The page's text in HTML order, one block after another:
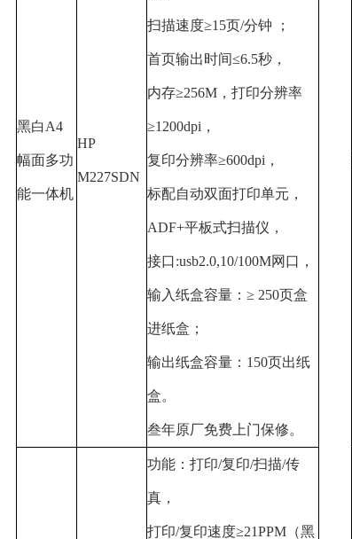
黑白A4
幅面多功
能一体机
HP
M227SDN
扫描速度≥15页/分钟 ；
首页输出时间≤6.5秒，
内存≥256M ，打印分辨率
≥1200dpi ，
复印分辨率≥600dpi ，
标配自动双面打印单元，
ADF+平板式扫描仪，
接口:usb2.0,10/100M网口，
输入纸盒容量： ≥ 250页盒
进纸盒；
输出纸盒容量： 150页出纸
盒。
叁年原厂免费上门保修。
功能：打印/复印/扫描/传
真，
打印/复印速度≥21PPM （黑